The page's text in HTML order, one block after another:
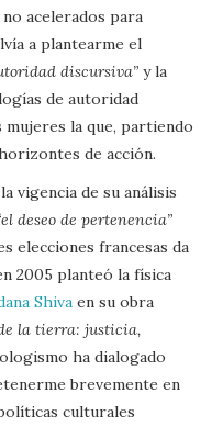
acelerados para
a plantearme el
discursiva” y la
de autoridad
mujeres la que, partiendo
de acción.
vigencia de su análisis
deseo de pertenencia”
elecciones francesas da
2005 planteó la física
Shiva en su obra
la tierra: justicia,
ha dialogado
brevemente en
culturales